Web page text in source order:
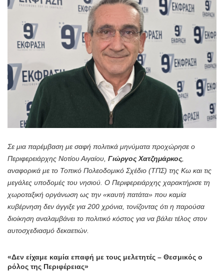
Σε μια παρέμβαση με σαφή πολιτικά μηνύματα προχώρησε ο
Περιφερειάρχης Νοτίου Αιγαίου, Γιώργος Χατζημάρκος,
αναφορικά με το Τοπικό Πολεοδομικό Σχέδιο (ΤΠΣ) της Κω και τις
μεγάλες υποδομές του νησιού. Ο Περιφερειάρχης χαρακτήρισε τη
χωροταξική οργάνωση ως την «καυτή πατάτα» που καμία
κυβέρνηση δεν άγγιξε για 200 χρόνια, τονίζοντας ότι η παρούσα
διοίκηση αναλαμβάνει το πολιτικό κόστος για να βάλει τέλος στον
αυτοσχεδιασμό δεκαετιών.
«Δεν είχαμε καμία επαφή με τους μελετητές – Θεσμικός ο
ρόλος της Περιφέρειας»